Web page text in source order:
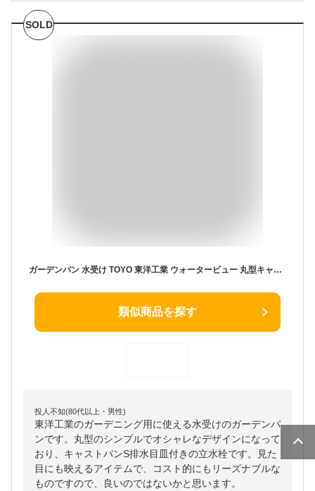
SOLD
ガーデンパン 水受け TOYO 東洋工業 ウォータービュー 丸型キャストパンS 排水目皿付 おしゃれ 立水栓 パン 水受け ガーデニング 庭まわり 屋外
類似商品を探す
投人不知(80代以上・男性)
東洋工業のガーデニング用に使える水受けのガーデンパ
ンです。丸型のシンプルでオシャレなデザインになって
おり、キャストパンS排水目皿付きの立水栓です。見た
目にも映えるアイテムで、コスト的にもリーズナブルな
ものですので、良いのではないかと思います。